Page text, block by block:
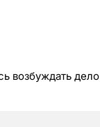
возбуждать дело